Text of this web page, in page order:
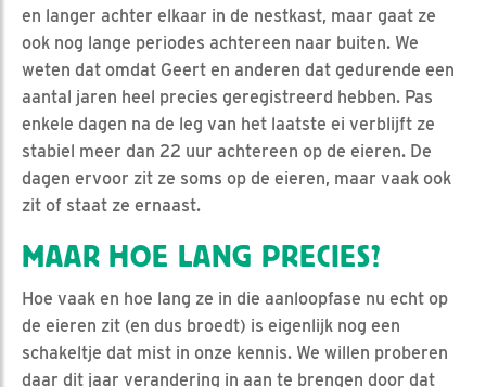
en langer achter elkaar in de nestkast, maar gaat ze
ook nog lange periodes achtereen naar buiten. We
weten dat omdat Geert en anderen dat gedurende een
aantal jaren heel precies geregistreerd hebben. Pas
enkele dagen na de leg van het laatste ei verblijft ze
stabiel meer dan 22 uur achtereen op de eieren. De
dagen ervoor zit ze soms op de eieren, maar vaak ook
zit of staat ze ernaast.
MAAR HOE LANG PRECIES?
Hoe vaak en hoe lang ze in die aanloopfase nu echt op
de eieren zit (en dus broedt) is eigenlijk nog een
schakeltje dat mist in onze kennis. We willen proberen
daar dit jaar verandering in aan te brengen door dat